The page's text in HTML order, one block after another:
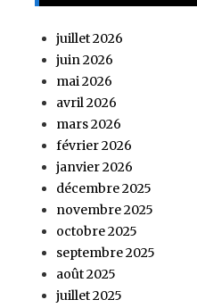
juillet 2026
juin 2026
mai 2026
avril 2026
mars 2026
février 2026
janvier 2026
décembre 2025
novembre 2025
octobre 2025
septembre 2025
août 2025
juillet 2025